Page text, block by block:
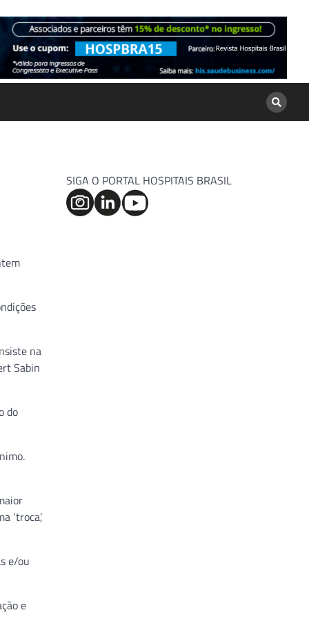
na
Sabin
do
‘troca’,
e/ou
e
SIGA O PORTAL HOSPITAIS BRASIL